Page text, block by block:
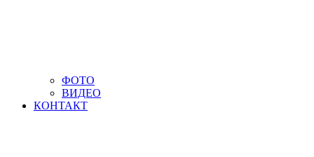
ФОТО
ВИДЕО
КОНТАКТ